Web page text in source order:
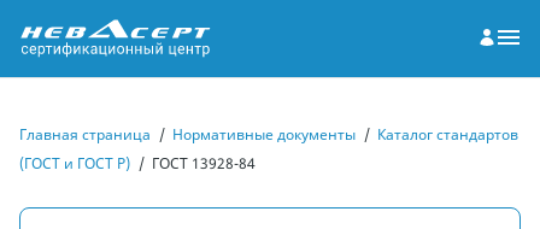
Главная страница / Нормативные документы / Каталог стандартов
(ГОСТ и ГОСТ Р) / ГОСТ 13928-84